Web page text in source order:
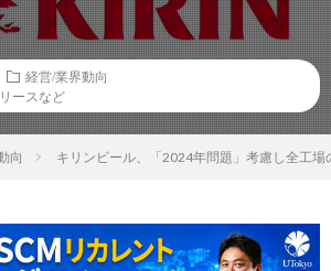
経営/業界動向
ースなど
向 キリンビール、「2024年問題」考慮し全工